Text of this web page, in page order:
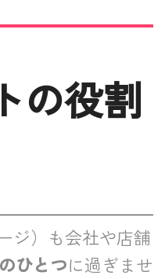
の役割
ジ）も会社や店舗
ひとつに過ぎませ